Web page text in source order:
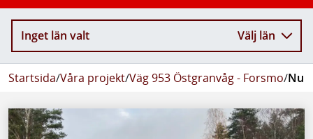
Inget län valt Välj län
Startsida/Våra projekt/Väg 953 Östgranvåg - Forsmo/Nu